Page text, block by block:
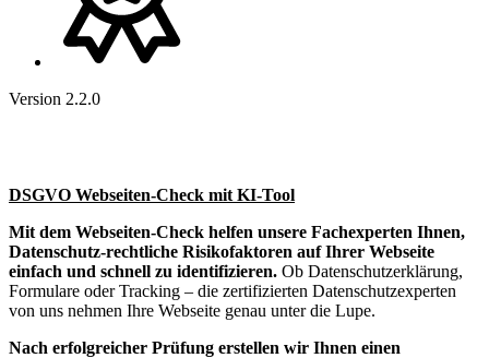
Version 2.2.0
DSGVO Webseiten-Check mit KI-Tool
Mit dem Webseiten-Check helfen unsere Fachexperten Ihnen,
Datenschutz-rechtliche Risikofaktoren auf Ihrer Webseite
einfach und schnell zu identifizieren. Ob Datenschutzerklärung,
Formulare oder Tracking – die zertifizierten Datenschutzexperten
von uns nehmen Ihre Webseite genau unter die Lupe.
Nach erfolgreicher Prüfung erstellen wir Ihnen einen